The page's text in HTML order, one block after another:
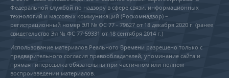
Федеральной службой по надзору в сфере связи, информационных
технологий и массовых коммуникаций (Роскомнадзор) –
регистрационный номер ЭЛ № ФС 77 - 79627 от 18 декабря 2020 г. (ранее
свидетельство Эл № ФС 77-59331 от 18 сентября 2014 г.)
Использование материалов Реального Времени разрешено только с
предварительного согласия правообладателей, упоминание сайта и
прямая гиперссылка обязательны при частичном или полном
воспроизведении материалов.